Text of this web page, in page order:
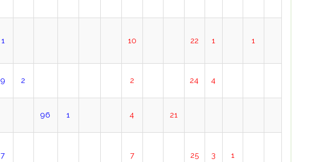
1 10 22 1 1
9 2 2 24 4
96 1 4 21
7 7 25 3 1